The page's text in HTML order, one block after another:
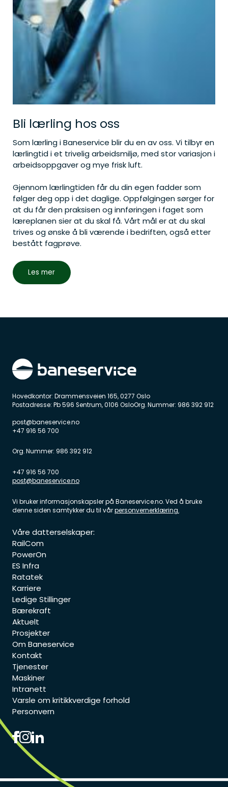
Bli lærling hos oss
Som lærling i Baneservice blir du en av oss. Vi tilbyr en
lærlingtid i et trivelig arbeidsmiljø, med stor variasjon i
arbeidsoppgaver og mye frisk luft.
Gjennom lærlingtiden får du din egen fadder som
følger deg opp i det daglige. Oppfølgingen sørger for
at du får den praksisen og innføringen i faget som
læreplanen sier at du skal få. Vårt mål er at du skal
trives og ønske å bli værende i bedriften, også etter
bestått fagprøve.
Les mer
Hovedkontor: Drammensveien 165, 0277 Oslo
Postadresse: Pb 596 Sentrum, 0106 OsloOrg. Nummer: 986 392 912
post@baneservice.no
+47 916 56 700
Org. Nummer: 986 392 912
+47 916 56 700
post@baneservice.no
Vi bruker informasjonskapsler på Baneservice.no. Ved å bruke
denne siden samtykker du til vårpersonvernerklæring.
Våre datterselskaper:
RailCom
PowerOn
ES Infra
Ratatek
Karriere
Ledige Stillinger
Bærekraft
Aktuelt
Prosjekter
Om Baneservice
Kontakt
Tjenester
Maskiner
Intranett
Varsle om kritikkverdige forhold
Personvern